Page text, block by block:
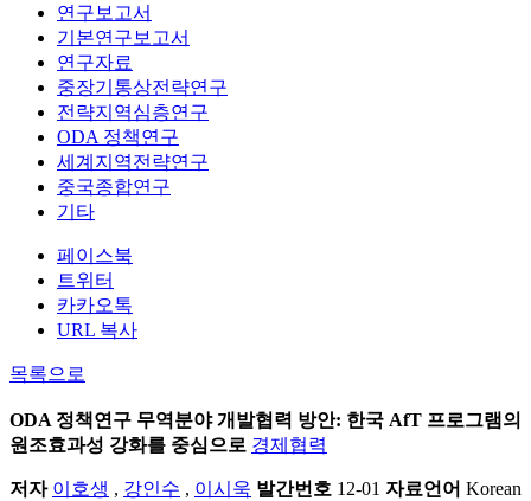
연구보고서
기본연구보고서
연구자료
중장기통상전략연구
전략지역심층연구
ODA 정책연구
세계지역전략연구
중국종합연구
기타
페이스북
트위터
카카오톡
URL 복사
목록으로
ODA 정책연구 무역분야 개발협력 방안: 한국 AfT 프로그램의
원조효과성 강화를 중심으로 경제협력
저자 이호생 , 강인수 , 이시욱 발간번호 12-01 자료언어 Korean